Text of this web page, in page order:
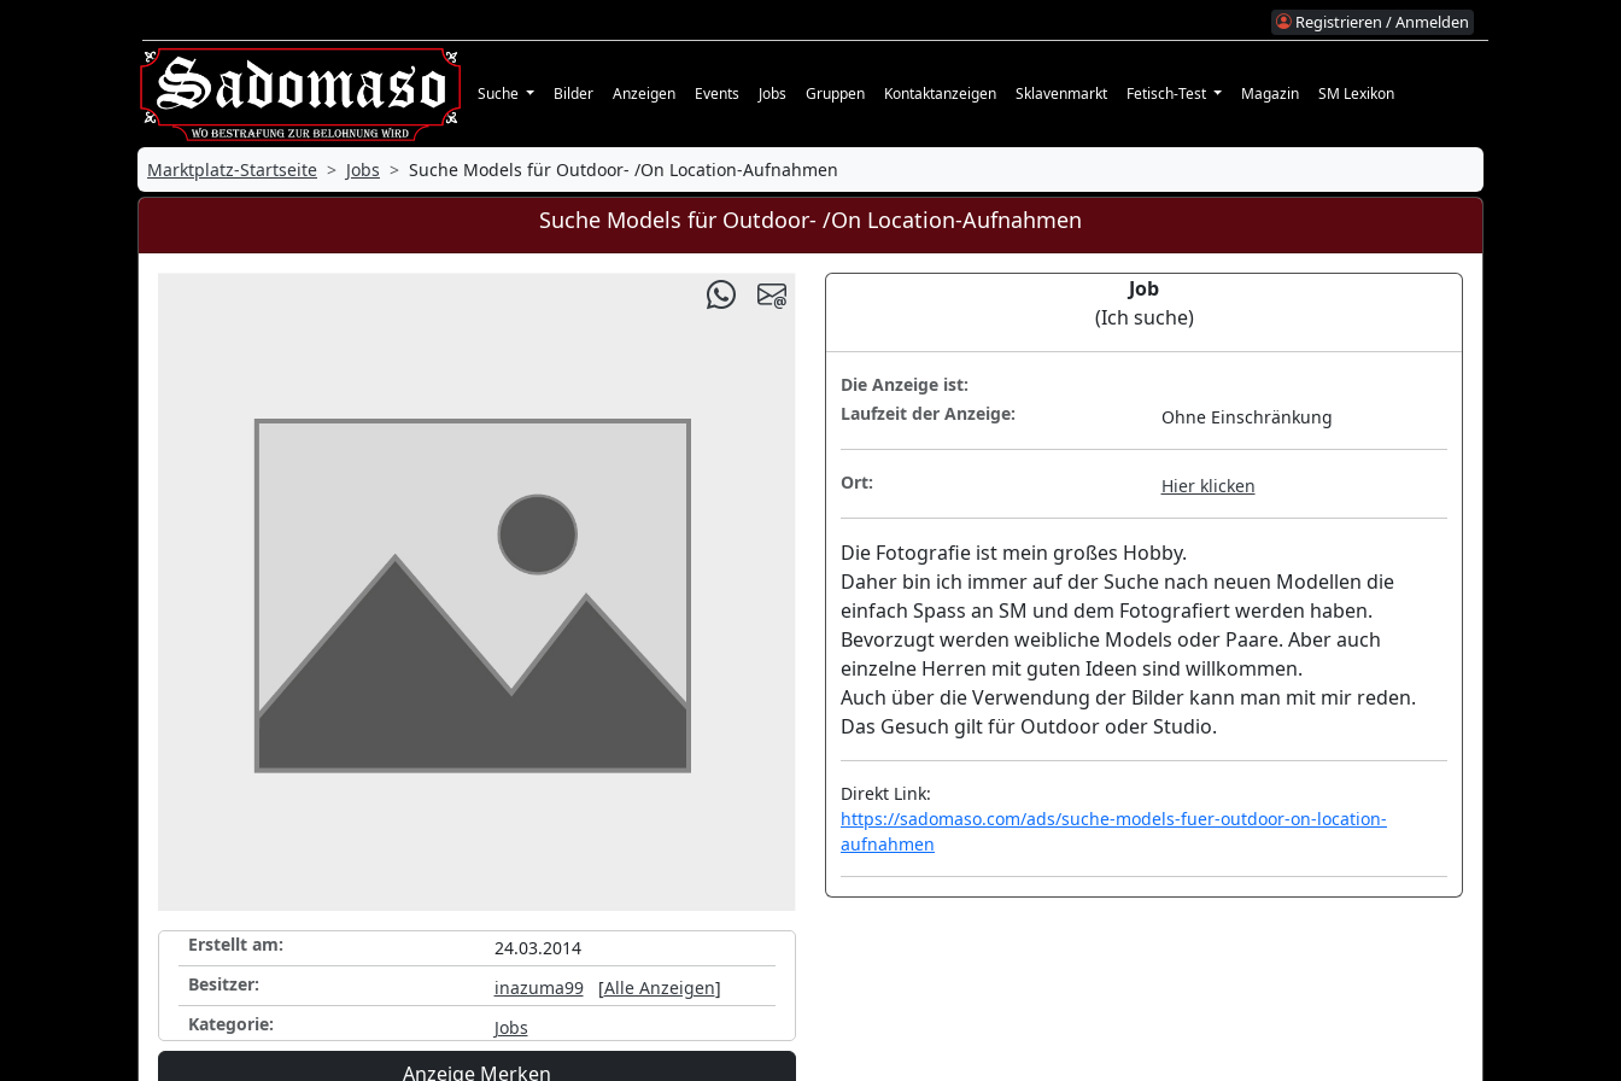
Registrieren / Anmelden
Suche Bilder Anzeigen Events Jobs Gruppen Kontaktanzeigen Sklavenmarkt Fetisch-Test Magazin SM Lexikon
Marktplatz-Startseite Jobs Suche Models für Outdoor- /On Location-Aufnahmen
Suche Models für Outdoor- /On Location-Aufnahmen
Erstellt am:
24.03.2014
Besitzer:
inazuma99[Alle Anzeigen]
Kategorie:
Jobs
Anzeige Merken
Job
(Ich suche)
Die Anzeige ist:
Laufzeit der Anzeige:
Ohne Einschränkung
Ort: Hier klicken
Die Fotografie ist mein großes Hobby.
Daher bin ich immer auf der Suche nach neuen Modellen die
einfach Spass an SM und dem Fotografiert werden haben.
Bevorzugt werden weibliche Models oder Paare. Aber auch
einzelne Herren mit guten Ideen sind willkommen.
Auch über die Verwendung der Bilder kann man mit mir reden.
Das Gesuch gilt für Outdoor oder Studio.
Direkt Link:
https://sadomaso.com/ads/suche-models-fuer-outdoor-on-location-
aufnahmen